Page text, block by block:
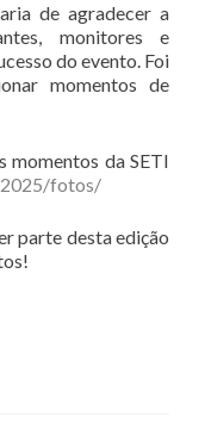
de agradecer a
monitores e
do evento. Foi
momentos de
momentos da SETI
fotos/
parte desta edição